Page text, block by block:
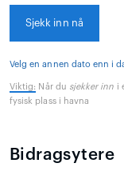
Sjekk inn nå
Velg en annen dato enn i
Viktig: Når du sjekker inn i
fysisk plass i havna
Bidragsytere